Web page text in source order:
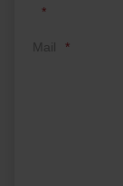
Mail